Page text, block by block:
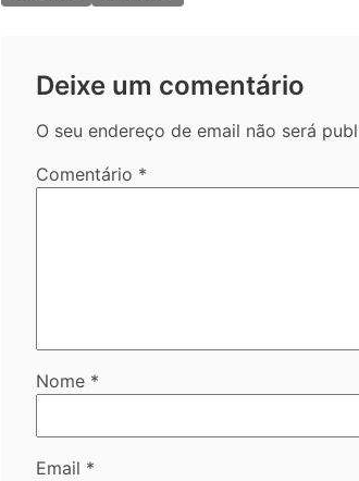
de
Deixe um comentário
O seu endereço de email não será
Comentário *
Nome *
Email *